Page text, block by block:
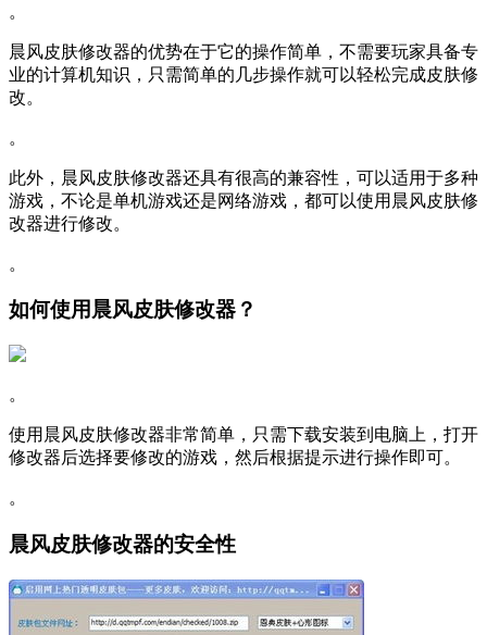
。
晨风皮肤修改器的优势在于它的操作简单，不需要玩家具备专
业的计算机知识，只需简单的几步操作就可以轻松完成皮肤修
改。
。
此外，晨风皮肤修改器还具有很高的兼容性，可以适用于多种
游戏，不论是单机游戏还是网络游戏，都可以使用晨风皮肤修
改器进行修改。
。
如何使用晨风皮肤修改器？
。
使用晨风皮肤修改器非常简单，只需下载安装到电脑上，打开
修改器后选择要修改的游戏，然后根据提示进行操作即可。
。
晨风皮肤修改器的安全性